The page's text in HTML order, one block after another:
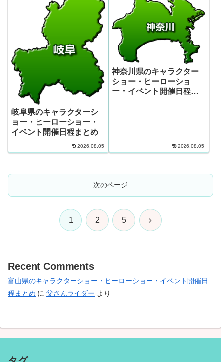
岐阜県のキャラクターシ
ョー・ヒーローショー・
イベント開催日程まとめ
2026.08.05
神奈川県のキャラクター
ショー・ヒーローショ
ー・イベント開催日程ま
2026.08.05
次のページ
1 2 5 次
Recent Comments
富山県のキャラクターショー・ヒーローショー・イベント開催日
程まとめ に 父さんライダー より